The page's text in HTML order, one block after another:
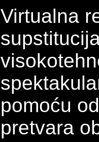
Virtualna
pomoću
pretvara